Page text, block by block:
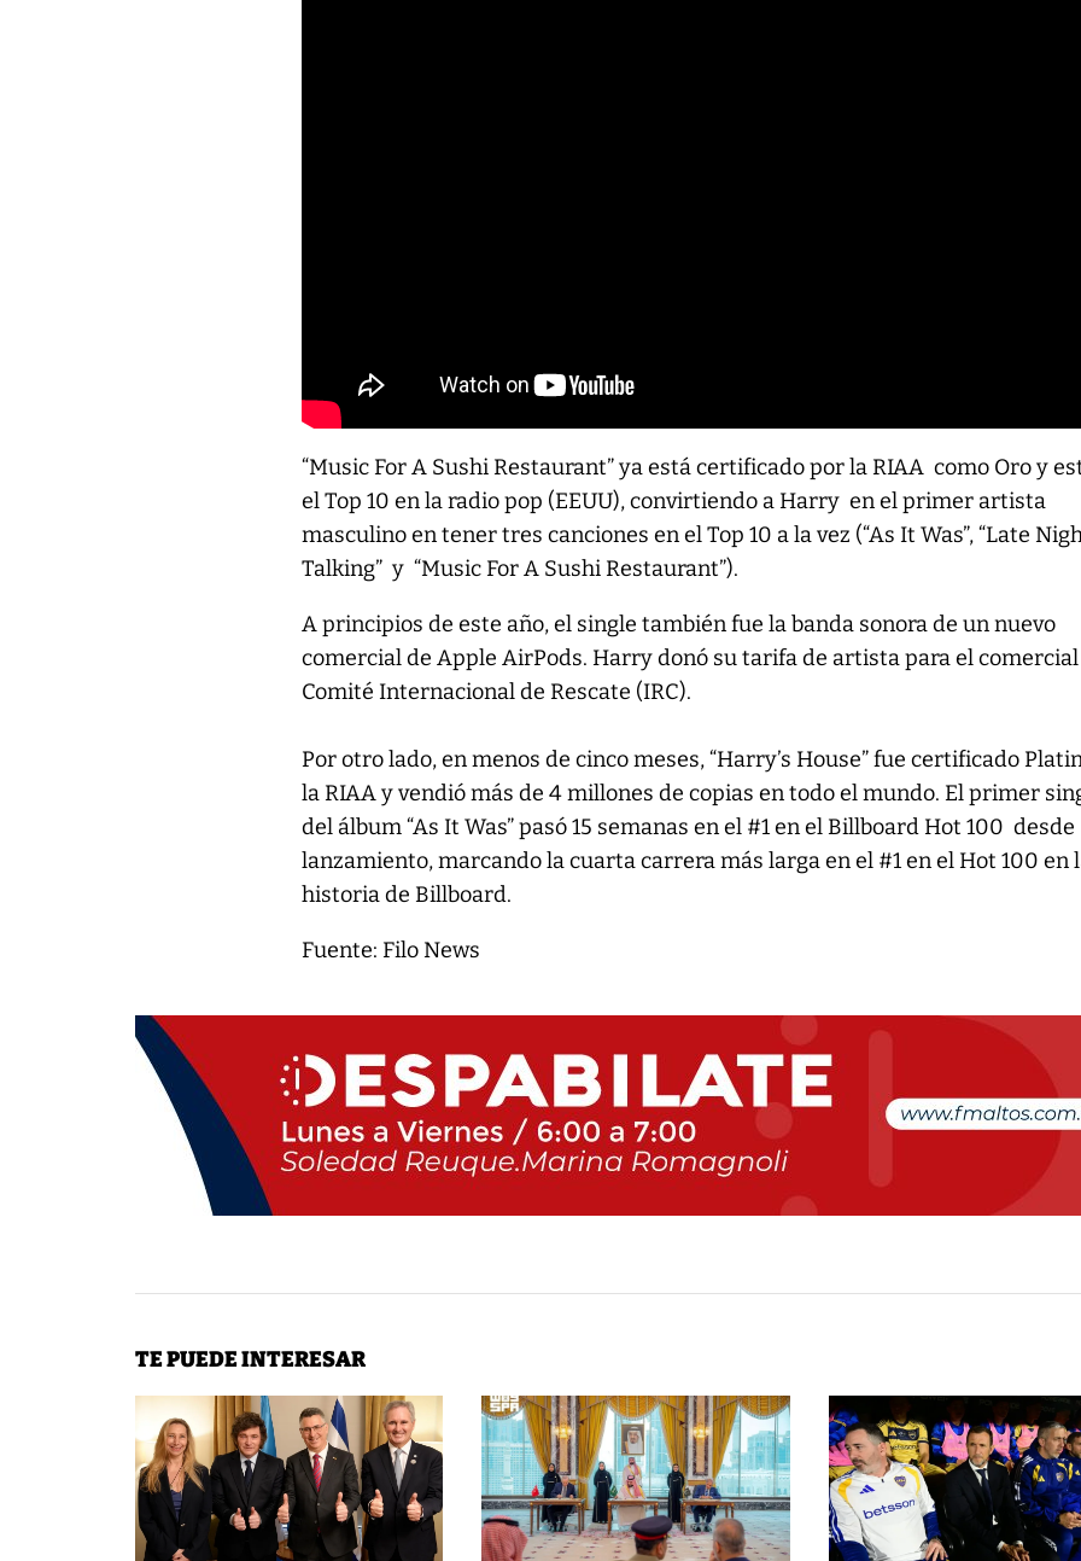
“Music For A Sushi Restaurant” ya está certificado por la RIAA como Oro y
el Top 10 en la radio pop (EEUU), convirtiendo a Harry en el primer artista
masculino en tener tres canciones en el Top 10 a la vez (“As It Was”, “Late
Talking” y “Music For A Sushi Restaurant”).
A principios de este año, el single también fue la banda sonora de un nuevo
comercial de Apple AirPods. Harry donó su tarifa de artista para el
Comité Internacional de Rescate (IRC).
Por otro lado, en menos de cinco meses, “Harry’s House” fue certificado
la RIAA y vendió más de 4 millones de copias en todo el mundo. El primer
del álbum “As It Was” pasó 15 semanas en el #1 en el Billboard Hot 100 desde
lanzamiento, marcando la cuarta carrera más larga en el #1 en el Hot 100 en
historia de Billboard.
Fuente: Filo News
TE PUEDE INTERESAR